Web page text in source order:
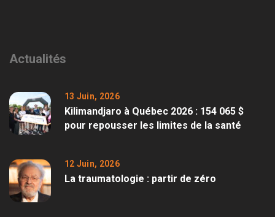
Actualités
13 Juin, 2026
Kilimandjaro à Québec 2026 : 154 065 $
pour repousser les limites de la santé
12 Juin, 2026
La traumatologie : partir de zéro